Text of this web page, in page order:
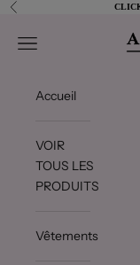
Passer au contenu
Précédent
Ouvrir la navigation
Accueil
VOIR
TOUS LES
PRODUITS
Vêtements